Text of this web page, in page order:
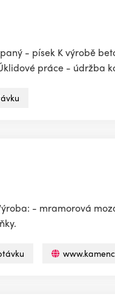
- písek K výrobě
práce - údržba
- mramorová